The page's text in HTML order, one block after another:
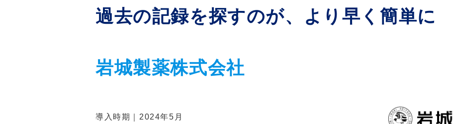
過去の記録を探すのが、より早く簡単に
岩城製薬株式会社
導入時期｜2024年5月